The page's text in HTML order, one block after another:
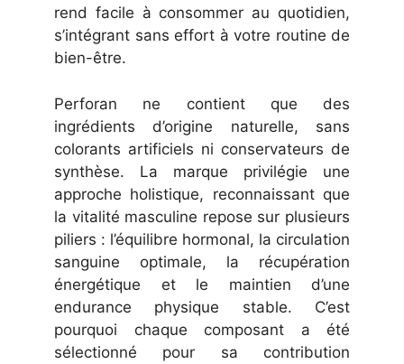
rend facile à consommer au quotidien,
s’intégrant sans effort à votre routine de
bien-être.
Perforan ne contient que des
ingrédients d’origine naturelle, sans
colorants artificiels ni conservateurs de
synthèse. La marque privilégie une
approche holistique, reconnaissant que
la vitalité masculine repose sur plusieurs
piliers : l’équilibre hormonal, la circulation
sanguine optimale, la récupération
énergétique et le maintien d’une
endurance physique stable. C’est
pourquoi chaque composant a été
sélectionné pour sa contribution